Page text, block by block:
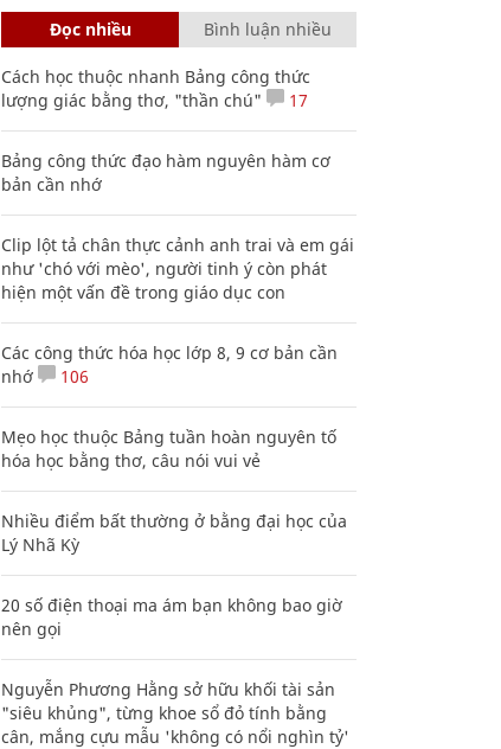
Đọc nhiều Bình luận nhiều
Cách học thuộc nhanh Bảng công thức
lượng giác bằng thơ, "thần chú"
17
Bảng công thức đạo hàm nguyên hàm cơ
bản cần nhớ
Clip lột tả chân thực cảnh anh trai và em gái
như 'chó với mèo', người tinh ý còn phát
hiện một vấn đề trong giáo dục con
Các công thức hóa học lớp 8, 9 cơ bản cần
nhớ
106
Mẹo học thuộc Bảng tuần hoàn nguyên tố
hóa học bằng thơ, câu nói vui vẻ
Nhiều điểm bất thường ở bằng đại học của
Lý Nhã Kỳ
20 số điện thoại ma ám bạn không bao giờ
nên gọi
Nguyễn Phương Hằng sở hữu khối tài sản
"siêu khủng", từng khoe sổ đỏ tính bằng
cân, mắng cựu mẫu 'không có nổi nghìn tỷ'